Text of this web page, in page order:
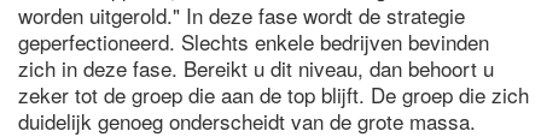
worden uitgerold." In deze fase wordt de strategie
geperfectioneerd. Slechts enkele bedrijven bevinden
zich in deze fase. Bereikt u dit niveau, dan behoort u
zeker tot de groep die aan de top blijft. De groep die zich
duidelijk genoeg onderscheidt van de grote massa.